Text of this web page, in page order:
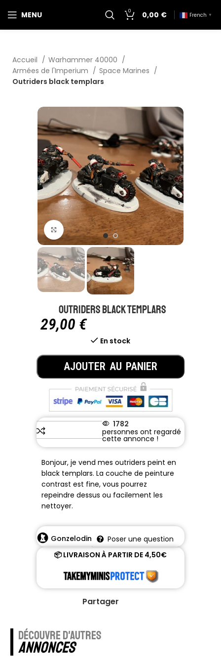
MENU 0 0,00 € French ▼
Accueil
Warhammer 40000
Armées de l'Imperium
Space Marines
Outriders black templars
Click to enlarge
Outriders black templars
29,00 €
En stock
AJOUTER AU PANIER
1782
Bonjour, je vend mes outriders peint en
black templars. La couche de peinture
contrast est fine, vous pourrez
repeindre dessus ou facilement les
nettoyer.
Gonzelodin
Poser une question
📦 LIVRAISON À PARTIR DE 4,50€
Partager
découvre d'autres
annonces